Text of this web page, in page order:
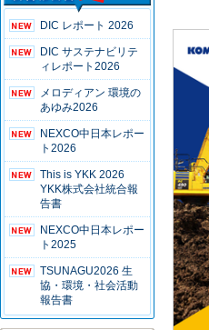
DIC レポート 2026
DIC サステナビリテ
ィレポート2026
メロディアン 環境の
あゆみ2026
NEXCO中日本レポー
ト2026
This is YKK 2026
YKK株式会社統合報
告書
NEXCO中日本レポー
ト2025
TSUNAGU2026 生
協・環境・社会活動
報告書